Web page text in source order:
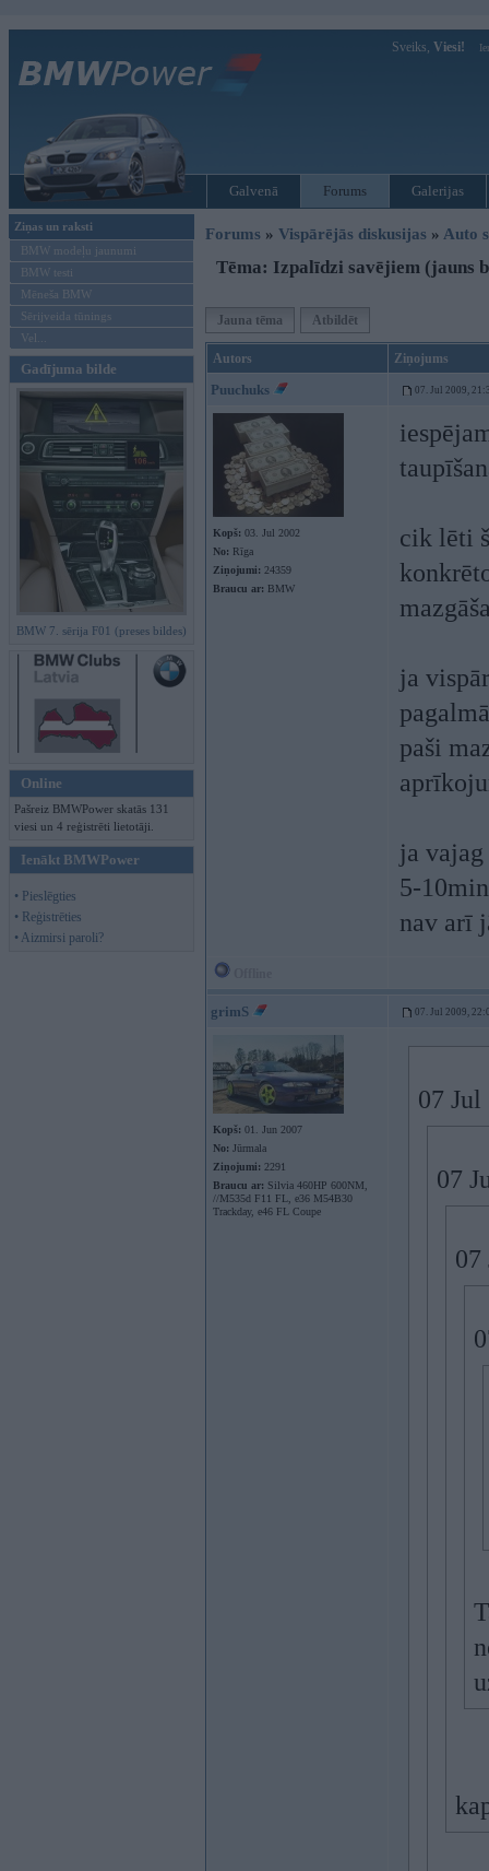
Sveiks, Viesi!
Galvenā Forums Galerijas
Ziņas un raksti
BMW modeļu jaunumi
BMW testi
Mēneša BMW
Sērijveida tūnings
Vel...
Gadījuma bilde
BMW 7. sērija F01 (preses bildes)
Online
Pašreiz BMWPower skatās 131
viesi un 4 reģistrēti lietotāji.
Ienākt BMWPower
• Pieslēgties
• Reģistrēties
• Aizmirsi paroli?
Forums » Vispārējās diskusijas » Auto
Tēma: Izpalīdzi savējiem (jauns
Jauna tēma Atbildēt
Autors Ziņojums
Puuchuks 07. Jul 2009,
Kopš: 03. Jul 2002
No: Rīga
Ziņojumi: 24359
Braucu ar: BMW
cik lēti
ja
paši
ja
5-
nav arī
grimS 07. Jul 2009,
Kopš: 01. Jun 2007
No: Jūrmala
Ziņojumi: 2291
Braucu ar: Silvia 460HP 600NM,
//M535d F11 FL, e36 M54B30
Trackday, e46 FL Coupe
07
07
07